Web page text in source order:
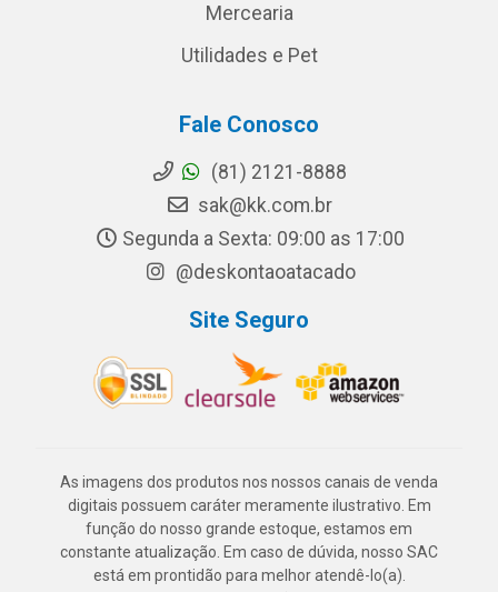
Mercearia
Utilidades e Pet
Fale Conosco
(81) 2121-8888
sak@kk.com.br
Segunda a Sexta: 09:00 as 17:00
@deskontaoatacado
Site Seguro
As imagens dos produtos nos nossos canais de venda
digitais possuem caráter meramente ilustrativo. Em
função do nosso grande estoque, estamos em
constante atualização. Em caso de dúvida, nosso SAC
está em prontidão para melhor atendê-lo(a).